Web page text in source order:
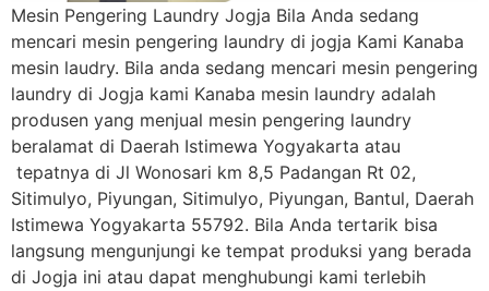
Mesin Pengering Laundry Jogja Bila Anda sedang
mencari mesin pengering laundry di jogja Kami Kanaba
mesin laudry. Bila anda sedang mencari mesin pengering
laundry di Jogja kami Kanaba mesin laundry adalah
produsen yang menjual mesin pengering laundry
beralamat di Daerah Istimewa Yogyakarta atau
tepatnya di Jl Wonosari km 8,5 Padangan Rt 02,
Sitimulyo, Piyungan, Sitimulyo, Piyungan, Bantul, Daerah
Istimewa Yogyakarta 55792. Bila Anda tertarik bisa
langsung mengunjungi ke tempat produksi yang berada
di Jogja ini atau dapat menghubungi kami terlebih